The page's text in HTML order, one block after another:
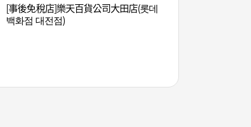
[事後免稅店]樂天百貨公司大田店(롯데
백화점 대전점)